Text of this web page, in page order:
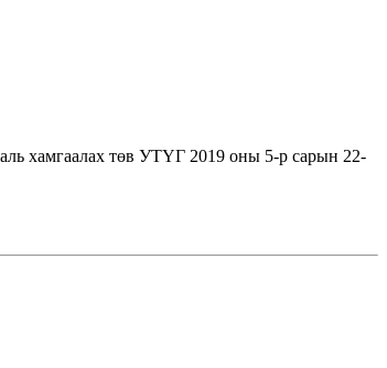
хамгаалах төв УТҮГ 2019 оны 5-р сарын 22-